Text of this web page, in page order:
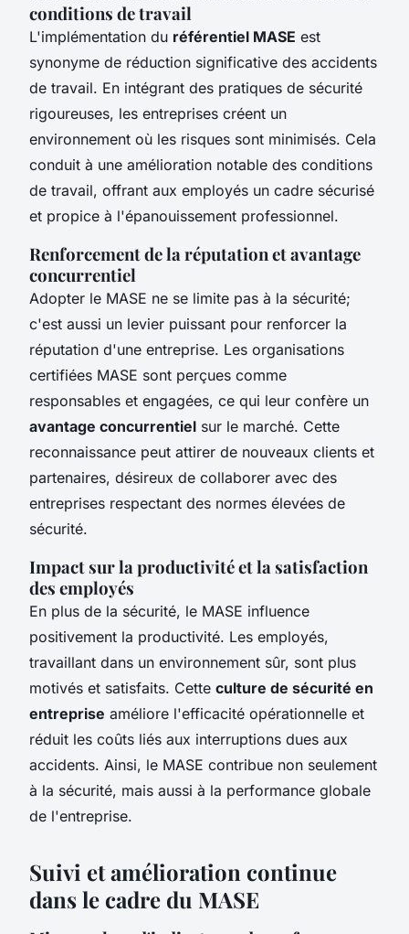
conditions de travail
L'implémentation du référentiel MASE est
synonyme de réduction significative des accidents
de travail. En intégrant des pratiques de sécurité
rigoureuses, les entreprises créent un
environnement où les risques sont minimisés. Cela
conduit à une amélioration notable des conditions
de travail, offrant aux employés un cadre sécurisé
et propice à l'épanouissement professionnel.
Renforcement de la réputation et avantage
concurrentiel
Adopter le MASE ne se limite pas à la sécurité;
c'est aussi un levier puissant pour renforcer la
réputation d'une entreprise. Les organisations
certifiées MASE sont perçues comme
responsables et engagées, ce qui leur confère un
avantage concurrentiel sur le marché. Cette
reconnaissance peut attirer de nouveaux clients et
partenaires, désireux de collaborer avec des
entreprises respectant des normes élevées de
sécurité.
Impact sur la productivité et la satisfaction
des employés
En plus de la sécurité, le MASE influence
positivement la productivité. Les employés,
travaillant dans un environnement sûr, sont plus
motivés et satisfaits. Cette culture de sécurité en
entreprise améliore l'efficacité opérationnelle et
réduit les coûts liés aux interruptions dues aux
accidents. Ainsi, le MASE contribue non seulement
à la sécurité, mais aussi à la performance globale
de l'entreprise.
Suivi et amélioration continue
dans le cadre du MASE